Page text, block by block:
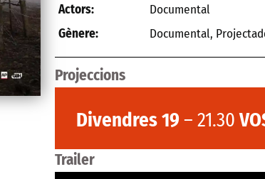
Actors:
Documental
Gènere:
Documental,
Projeccions
Divendres 19 – 21.30
Trailer